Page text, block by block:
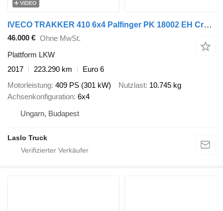
VIDEO
IVECO TRAKKER 410 6x4 Palfinger PK 18002 EH Crane
46.000 € Ohne MwSt.
Plattform LKW
2017
223.290 km
Euro 6
Motorleistung 409 PS (301 kW) Nutzlast 10.745 kg
Achsenkonfiguration 6x4
Ungarn, Budapest
Laslo Truck